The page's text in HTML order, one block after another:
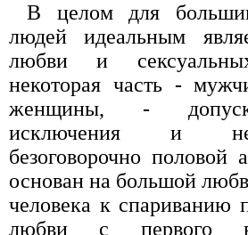
В целом для
людей идеальным
любви и
некоторая часть -
женщины, -
исключения и не
безоговорочно половой
основан на большой
человека к спариванию
любви с первого